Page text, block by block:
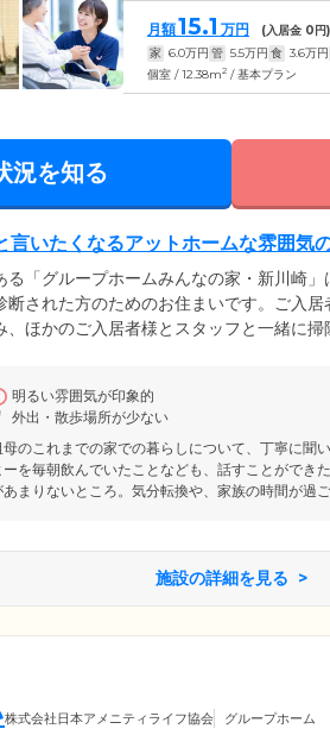
月額15.1 万円 (入居金 0円
家 6.0万円 管 5.5万円 食 3.6万円
個室 / 12.38m2 / 基本プラン
況を知る
言いたくなるアットホームな雰囲気
る「グループホームみんなの家・新川崎
断された方のためのお住まいです。ご入
、ほかのご入居者様とスタッフと一緒に
ムの近隣にはお花見スポットでもある「
。のびのびとした環境で安心してお過ごし
明るい雰囲気が印象的
外出・散歩場所が少ない
母のこれまでの家での暮らしについて、丁寧に聞
ーを毎朝飲んでいたことなども、話すことができ
あまりないところ。気分転換や、家族の時間が過ご
施設の詳細を見る
株式会社日本アメニティライフ協会 グループホーム